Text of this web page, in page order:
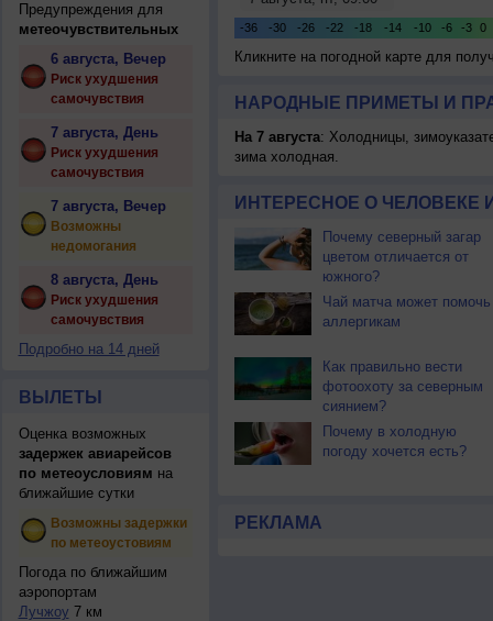
Предупреждения для
метеочувствительных
6 августа, Вечер
Риск ухудшения
самочувствия
7 августа, День
Риск ухудшения
самочувствия
7 августа, Вечер
Возможны
недомогания
8 августа, День
Риск ухудшения
самочувствия
Подробно на 14 дней
ВЫЛЕТЫ
Оценка возможных
задержек авиарейсов
по метеоусловиям на
ближайшие сутки
Возможны задержки
по метеоустовиям
Погода по ближайшим
аэропортам
Лучжоу 7 км
Кликните на погодной карте для
НАРОДНЫЕ ПРИМЕТЫ И
На 7 августа: Холодницы,
зима холодная.
ИНТЕРЕСНОЕ О ЧЕЛОВЕКЕ
Почему северный загар
цветом отличается от
южного?
Чай матча может помочь
аллергикам
Как правильно вести
фотоохоту за северным
сиянием?
Почему в холодную
погоду хочется есть?
РЕКЛАМА